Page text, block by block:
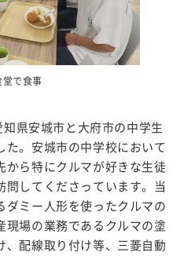
堂で食事
県安城市と大府市の中学生
た。安城市の中学校において
から特にクルマが好きな生徒
問してくださっています。当
ダミー人形を使ったクルマの
現場の業務であるクルマの塗
、配線取り付け等、三菱自動